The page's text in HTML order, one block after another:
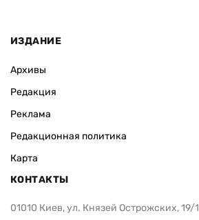
ИЗДАНИЕ
Архивы
Редакция
Реклама
Редакционная политика
Карта
КОНТАКТЫ
01010 Киев, ул. Князей Острожских, 19/1